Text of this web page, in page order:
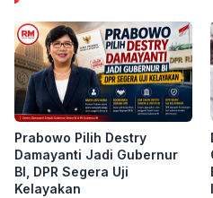
Prabowo Pilih Destry
Damayanti Jadi Gubernur
BI, DPR Segera Uji
Kelayakan